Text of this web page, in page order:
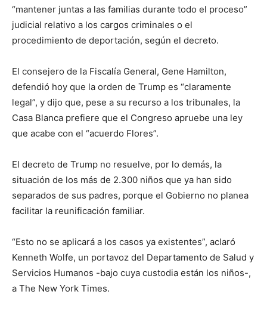
“mantener juntas a las familias durante todo el proceso”
judicial relativo a los cargos criminales o el
procedimiento de deportación, según el decreto.
El consejero de la Fiscalía General, Gene Hamilton,
defendió hoy que la orden de Trump es “claramente
legal”, y dijo que, pese a su recurso a los tribunales, la
Casa Blanca prefiere que el Congreso apruebe una ley
que acabe con el “acuerdo Flores”.
El decreto de Trump no resuelve, por lo demás, la
situación de los más de 2.300 niños que ya han sido
separados de sus padres, porque el Gobierno no planea
facilitar la reunificación familiar.
“Esto no se aplicará a los casos ya existentes”, aclaró
Kenneth Wolfe, un portavoz del Departamento de Salud y
Servicios Humanos -bajo cuya custodia están los niños-,
a The New York Times.